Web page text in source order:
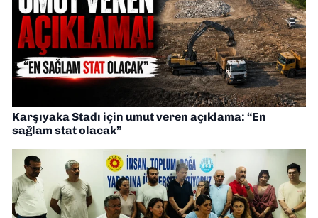
Karşıyaka Stadı için umut veren açıklama: “En
sağlam stat olacak”